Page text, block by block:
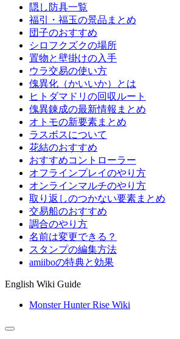
隠し防具一覧
福引・福玉の景品まとめ
団子のおすすめ
シロフクズクの場所
置物と壁掛けの入手
ウラ交易の使い方
傀異化（かいいか）とは
ヒトダマドリの回収ルート
傀異錬成の最新情報まとめ
オトモの新要素まとめ
ラスボスについて
花結のおすすめ
おすすめコントローラー
オフラインプレイのやり方
オンラインマルチのやり方
取り返しのつかない要素まとめ
交易船のおすすめ
調合のやり方
名前は変更できる？
スタンプの編集方法
amiiboの特典と効果
English Wiki Guide
Monster Hunter Rise Wiki